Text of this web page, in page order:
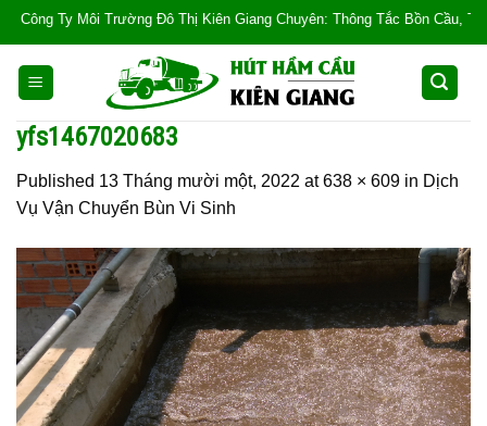
Skip
content
Ty Môi Trường Đô Thị Kiên Giang Chuyên: Thông Tắc Bồn Cầu, Tắc
yfs1467020683
Published 13 Tháng mười một, 2022 at638 × 609 in Dịch
Vụ Vận Chuyển Bùn Vi Sinh